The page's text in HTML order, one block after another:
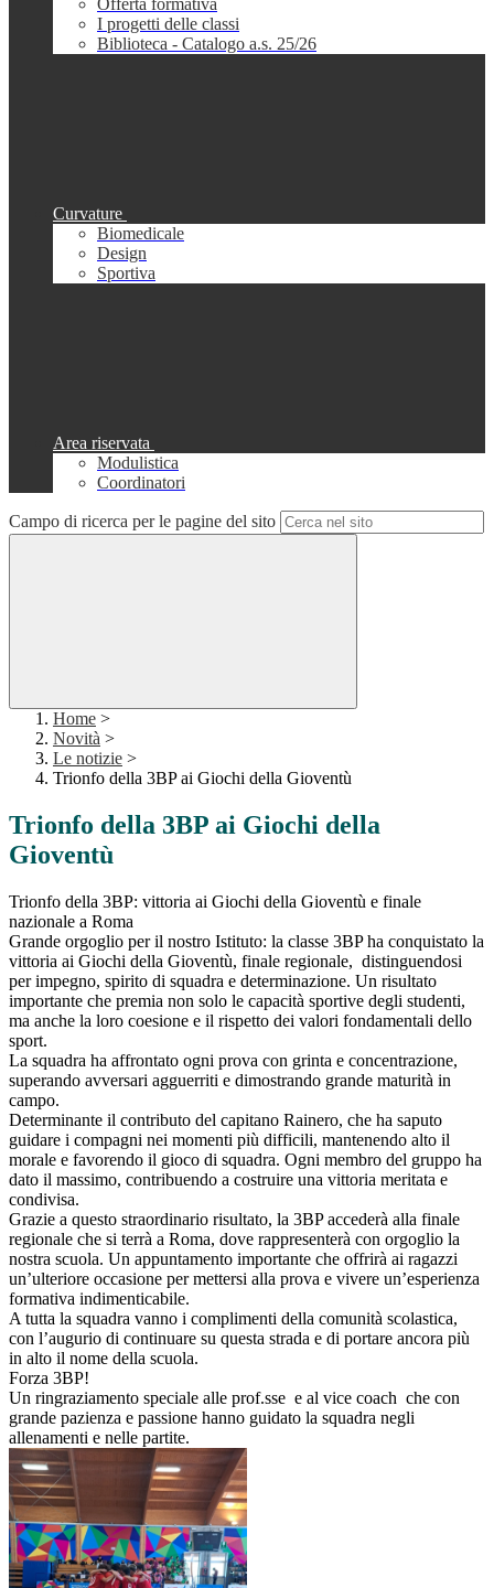
Offerta formativa
I progetti delle classi
Biblioteca - Catalogo a.s. 25/26
Curvature
Biomedicale
Design
Sportiva
Area riservata
Modulistica
Coordinatori
Campo di ricerca per le pagine del sito
Home >
Novità >
Le notizie >
Trionfo della 3BP ai Giochi della Gioventù
Trionfo della 3BP ai Giochi della
Gioventù
Trionfo della 3BP: vittoria ai Giochi della Gioventù e finale
nazionale a Roma
Grande orgoglio per il nostro Istituto: la classe 3BP ha conquistato la
vittoria ai Giochi della Gioventù, finale regionale, distinguendosi
per impegno, spirito di squadra e determinazione. Un risultato
importante che premia non solo le capacità sportive degli studenti,
ma anche la loro coesione e il rispetto dei valori fondamentali dello
sport.
La squadra ha affrontato ogni prova con grinta e concentrazione,
superando avversari agguerriti e dimostrando grande maturità in
campo.
Determinante il contributo del capitano Rainero, che ha saputo
guidare i compagni nei momenti più difficili, mantenendo alto il
morale e favorendo il gioco di squadra. Ogni membro del gruppo ha
dato il massimo, contribuendo a costruire una vittoria meritata e
condivisa.
Grazie a questo straordinario risultato, la 3BP accederà alla finale
regionale che si terrà a Roma, dove rappresenterà con orgoglio la
nostra scuola. Un appuntamento importante che offrirà ai ragazzi
un’ulteriore occasione per mettersi alla prova e vivere un’esperienza
formativa indimenticabile.
A tutta la squadra vanno i complimenti della comunità scolastica,
con l’augurio di continuare su questa strada e di portare ancora più
in alto il nome della scuola.
Forza 3BP!
Un ringraziamento speciale alle prof.sse e al vice coach che con
grande pazienza e passione hanno guidato la squadra negli
allenamenti e nelle partite.